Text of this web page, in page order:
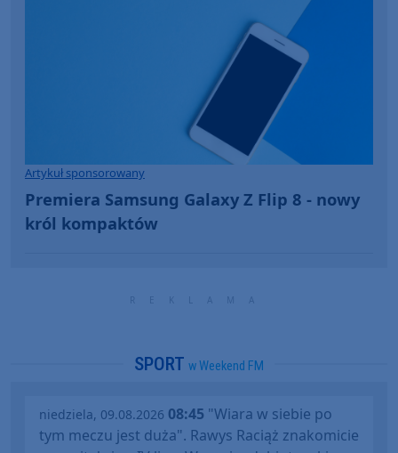
Artykuł sponsorowany
Premiera Samsung Galaxy Z Flip 8 - nowy
król kompaktów
SPORT w Weekend FM
niedziela, 09.08.2026 08:45 "Wiara w siebie po
tym meczu jest duża". Rawys Raciąż znakomicie